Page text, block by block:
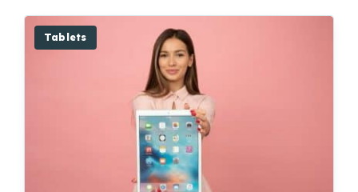
Tablets